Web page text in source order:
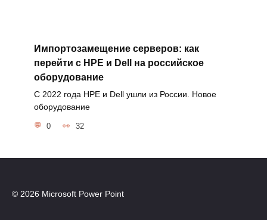
Импортозамещение серверов: как
перейти с HPE и Dell на российское
оборудование
С 2022 года HPE и Dell ушли из России. Новое
оборудование
0 32
© 2026 Microsoft Power Point